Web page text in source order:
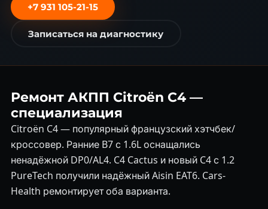
+7 931 105-21-15
Записаться на диагностику
Ремонт АКПП Citroën C4 —
специализация
Citroën C4 — популярный французский хэтчбек/
кроссовер. Ранние B7 с 1.6L оснащались
ненадёжной DP0/AL4. C4 Cactus и новый C4 с 1.2
PureTech получили надёжный Aisin EAT6. Cars-
Health ремонтирует оба варианта.